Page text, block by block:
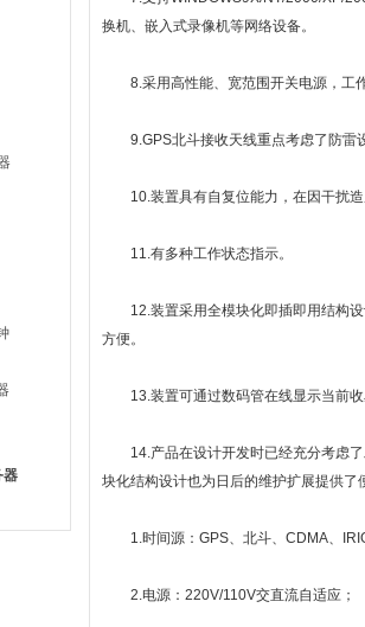
器
换机、嵌入式录像机等网络设备。
8.采用高性能、宽范围开关电源，工
9.GPS北斗接收天线重点考虑了防雷
10.装置具有自复位能力，在因干扰造
11.有多种工作状态指示。
12.装置采用全模块化即插即用结构设
方便。
13.装置可通过数码管在线显示当前收
14.产品在设计开发时已经充分考虑了
块化结构设计也为日后的维护扩展提供了
1.时间源：GPS、北斗、CDMA、
2.电源：220V/110V交直流自适应；